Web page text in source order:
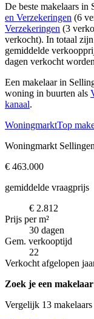
De beste makelaars in
en Verzekeringen (6
Verzekeringen (3
verkocht). In totaal
gemiddelde
dagen verkocht
Een makelaar in
woning in buurten als
kanaal.
WoningmarktTop
Woningmarkt Sellingen
€ 463.000
gemiddelde vraagprijs
€ 2.812
Prijs per m²
30 dagen
Gem. verkooptijd
22
Verkocht afgelopen
Zoek je een
Vergelijk 13